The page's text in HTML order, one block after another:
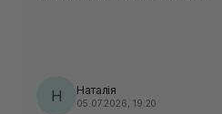
Н Наталія
05.07.2026, 19:20